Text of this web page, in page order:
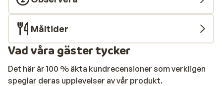
Måltider
Vad våra gäster tycker
Det här är 100 % äkta kundrecensioner som verkligen
speglar deras upplevelser av vår produkt.